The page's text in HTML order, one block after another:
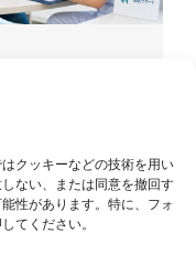
クッキーなどの技術を用い
ない、または同意を撤回す
性があります。特に、フォ
てください。
FtM内摘（子